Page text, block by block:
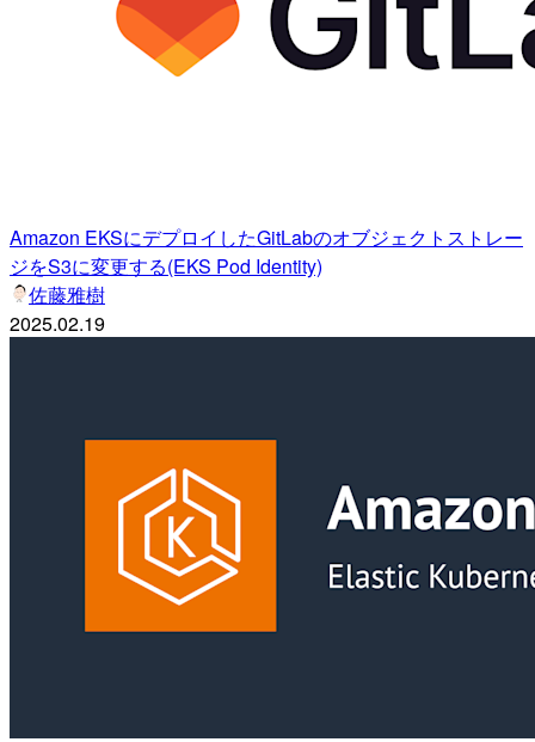
Amazon EKSにデプロイしたGitLabのオブジェクトストレー
ジをS3に変更する(EKS Pod Identity)
佐藤雅樹
2025.02.19